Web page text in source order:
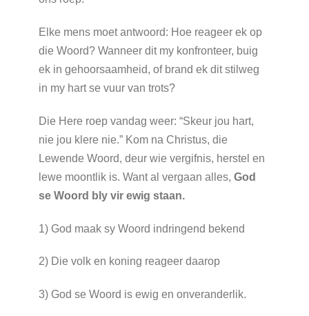
Elke mens moet antwoord: Hoe reageer ek op
die Woord? Wanneer dit my konfronteer, buig
ek in gehoorsaamheid, of brand ek dit stilweg
in my hart se vuur van trots?
Die Here roep vandag weer: “Skeur jou hart,
nie jou klere nie.” Kom na Christus, die
Lewende Woord, deur wie vergifnis, herstel en
lewe moontlik is. Want al vergaan alles, God
se Woord bly vir ewig staan.
1) God maak sy Woord indringend bekend
2) Die volk en koning reageer daarop
3) God se Woord is ewig en onveranderlik.